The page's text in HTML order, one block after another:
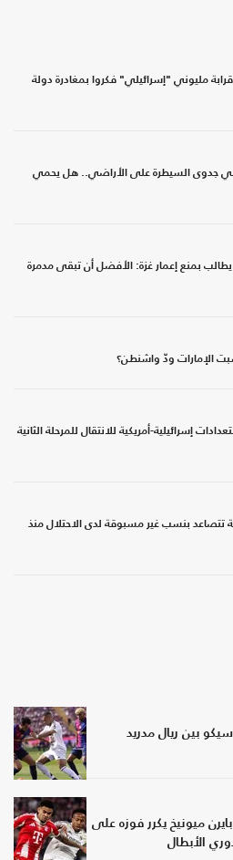
مليوني "إسرائيلي" فكروا بمغادرة دولة
جدوى السيطرة على الأراضي.. هل يحمي
بمنع إعمار غزة: الأفضل أن تبقى مدمرة
الإمارات ودّ واشنطن؟
إسرائيلية-أمريكية للانتقال للمرحلة الثانية
تتصاعد بنسب غير مسبوقة لدى الاحتلال منذ
بين ريال مدريد
ميونيخ يكرر فوزه على
الأبطال